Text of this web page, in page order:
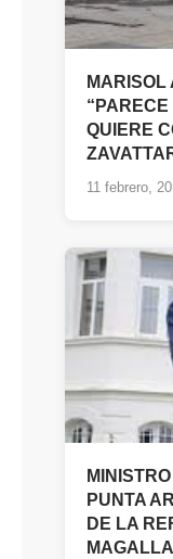
QUIERE
11 febrero,
PUNTA
DE LA